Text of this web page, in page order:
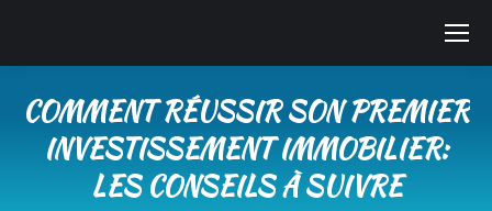
COMMENT RÉUSSIR SON PREMIER
INVESTISSEMENT IMMOBILIER:
LES CONSEILS À SUIVRE